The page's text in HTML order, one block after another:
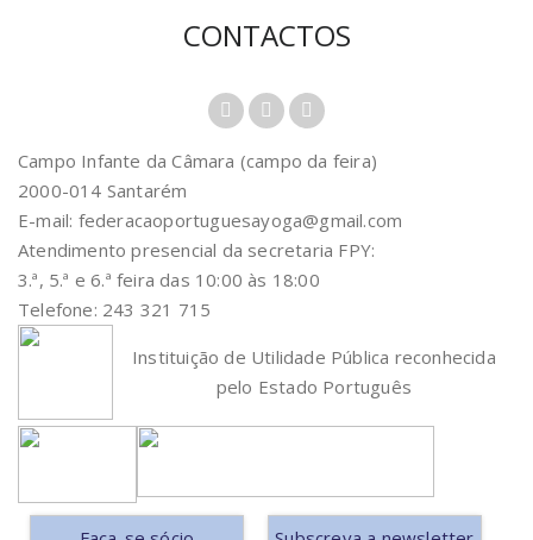
CONTACTOS
Campo Infante da Câmara (campo da feira)
2000-014 Santarém
E-mail: federacaoportuguesayoga@gmail.com
Atendimento presencial da secretaria FPY:
3.ª, 5.ª e 6.ª feira das 10:00 às 18:00
Telefone: 243 321 715
Instituição de Utilidade Pública reconhecida
pelo Estado Português